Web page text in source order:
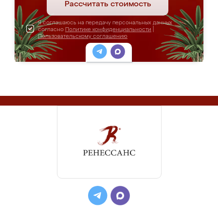
Рассчитать стоимость
Я соглашаюсь на передачу персональных данных
согласно Политике конфиденциальности
Пользовательскому соглашению